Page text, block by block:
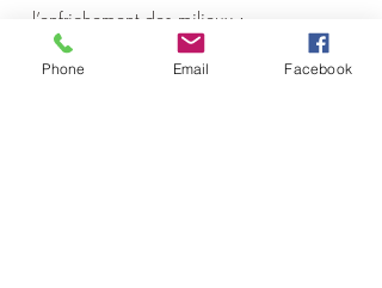
l’enfrichement des milieux :
Achat de l’ensemble du terrain
Phone Email Facebook